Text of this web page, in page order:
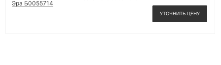
УТОЧНИТЬ ЦЕНУ